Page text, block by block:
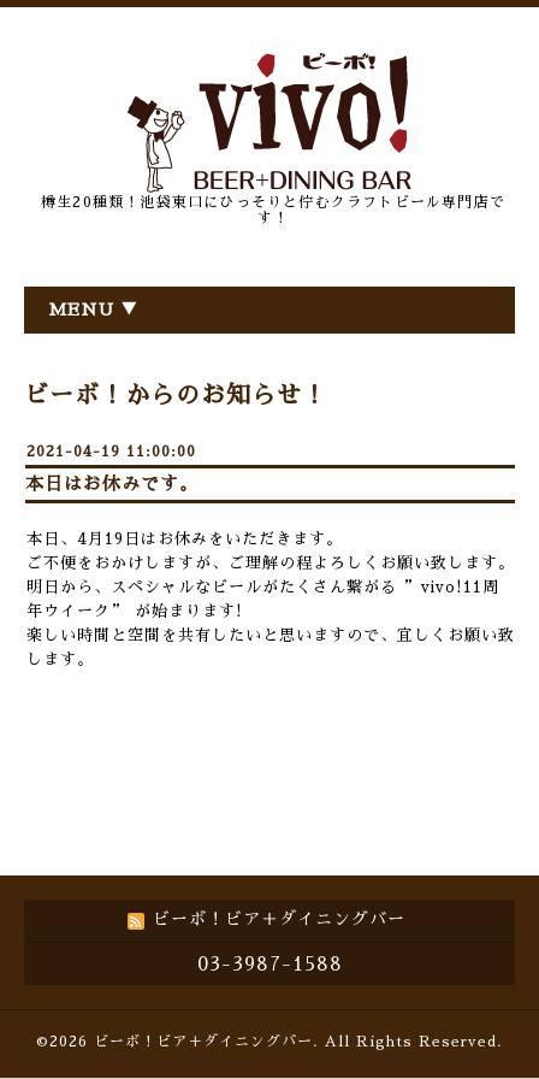
樽生20種類！池袋東口にひっそりと佇むクラフトビール専門店で
す！
MENU ▼
ビーボ！からのお知らせ！
2021-04-19 11:00:00
本日はお休みです。
本日、4月19日はお休みをいただきます。
ご不便をおかけしますが、ご理解の程よろしくお願い致します。
明日から、スペシャルなビールがたくさん繋がる ”vivo!11周
年ウイーク” が始まります!
楽しい時間と空間を共有したいと思いますので、宜しくお願い致
します。
ビーボ！ビア＋ダイニングバー
03-3987-1588
©2026 ビーボ！ビア＋ダイニングバー . All Rights Reserved.